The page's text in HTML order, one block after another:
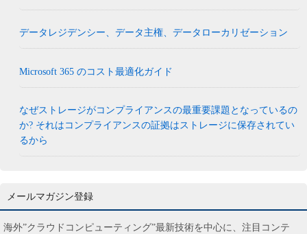
データレジデンシー、データ主権、データローカリゼーション
Microsoft 365 のコスト最適化ガイド
なぜストレージがコンプライアンスの最重要課題となっているの
か? それはコンプライアンスの証拠はストレージに保存されてい
るから
メールマガジン登録
海外”クラウドコンピューティング”最新技術を中心に、注目コンテ